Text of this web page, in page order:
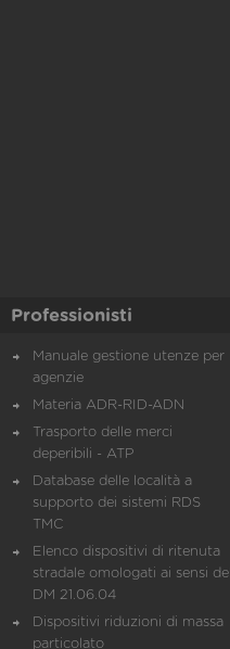
Professionisti
Manuale gestione utenze per
agenzie
Materia ADR-RID-ADN
Trasporto delle merci
deperibili - ATP
Database delle località a
supporto dei sistemi RDS
TMC
Elenco dispositivi di ritenuta
stradale omologati ai sensi del
DM 21.06.04
Dispositivi riduzioni di massa
particolato